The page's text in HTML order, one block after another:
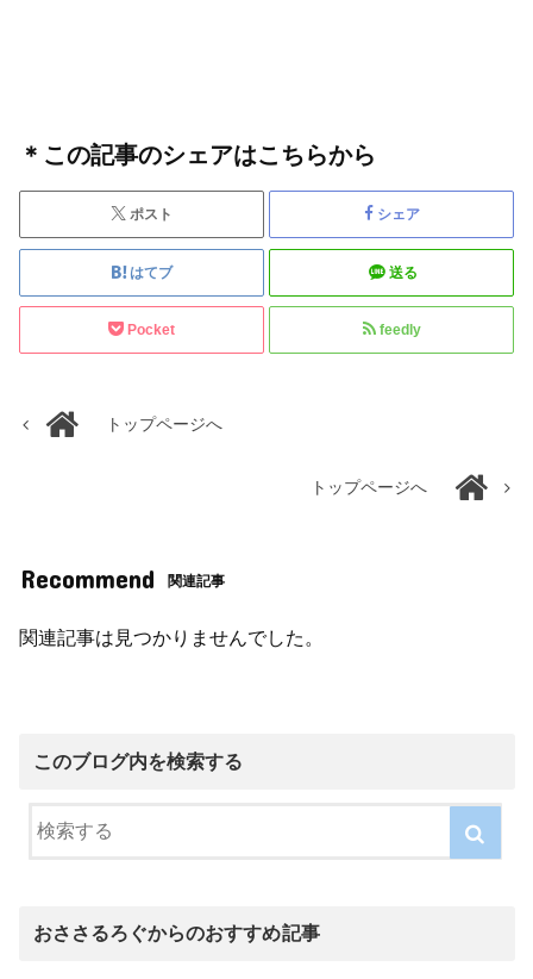
＊この記事のシェアはこちらから
ポスト シェア
はてブ 送る
Pocket feedly
トップページへ
トップページへ
Recommend 関連記事
関連記事は見つかりませんでした。
このブログ内を検索する
おささるろぐからのおすすめ記事